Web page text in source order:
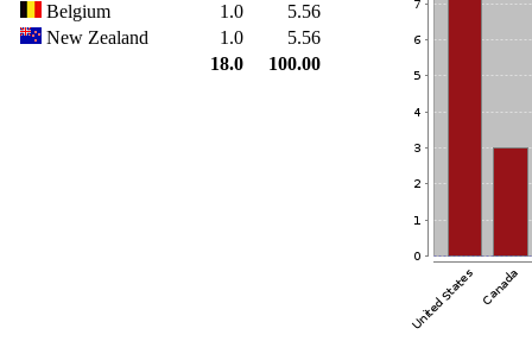
Belgium
1.0
5.56
New Zealand
1.0
5.56
18.0
100.00